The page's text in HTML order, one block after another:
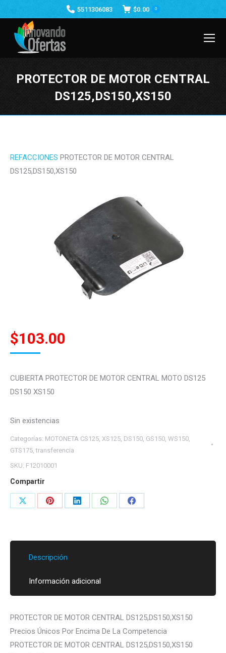
5511306083 $0.00 0
PROTECTOR DE MOTOR CENTRAL
DS125,DS150,XS150
REFACCIONES PROTECTOR DE MOTOR CENTRAL
DS125,DS150,XS150
$103.00
CUBIERTA PROTECTOR DE MOTOR CENTRAL MOTO DS125
DS150 XS150
Sin existencias
Categorías: MOTONETA CS125, XS125, DS150, GS150, WS150,
GTS175 ,transferencia
SKU: F12010001
Compartir
Share
Share
Share
Share
Share
Descripción
Información adicional
PROTECTOR DE MOTOR CENTRAL DS125,DS150,XS150
Precios Únicos Por Encima De La Competencia
PROTECTOR DE MOTOR CENTRAL DS125,DS150,XS150